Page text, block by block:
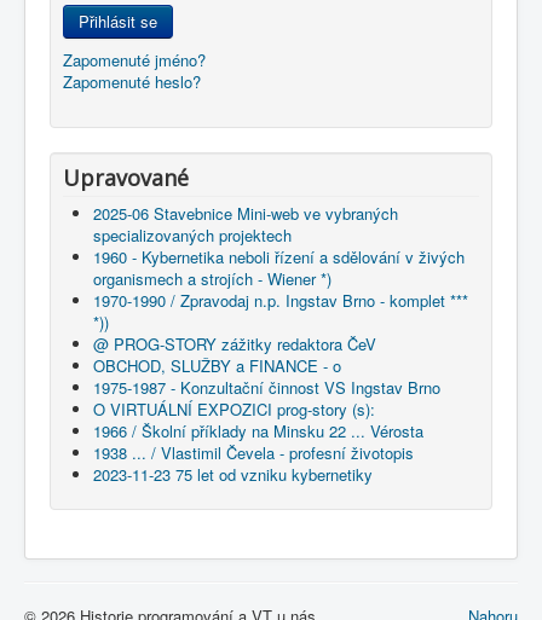
Přihlásit se
Zapomenuté jméno?
Zapomenuté heslo?
Upravované
2025-06 Stavebnice Mini-web ve vybraných
specializovaných projektech
1960 - Kybernetika neboli řízení a sdělování v živých
organismech a strojích - Wiener *)
1970-1990 / Zpravodaj n.p. Ingstav Brno - komplet ***
*))
@ PROG-STORY zážitky redaktora ČeV
OBCHOD, SLUŽBY a FINANCE - o
1975-1987 - Konzultační činnost VS Ingstav Brno
O VIRTUÁLNÍ EXPOZICI prog-story (s):
1966 / Školní příklady na Minsku 22 ... Vérosta
1938 ... / Vlastimil Čevela - profesní životopis
2023-11-23 75 let od vzniku kybernetiky